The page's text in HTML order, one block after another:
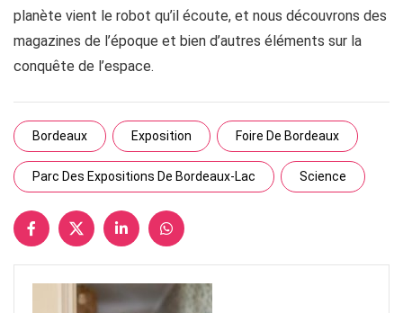
planète vient le robot qu’il écoute, et nous découvrons des
magazines de l’époque et bien d’autres éléments sur la
conquête de l’espace.
Bordeaux Exposition Foire De Bordeaux
Parc Des Expositions De Bordeaux-Lac Science